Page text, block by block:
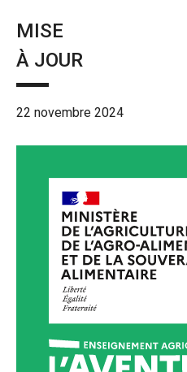
MISE
À JOUR
22 novembre 2024